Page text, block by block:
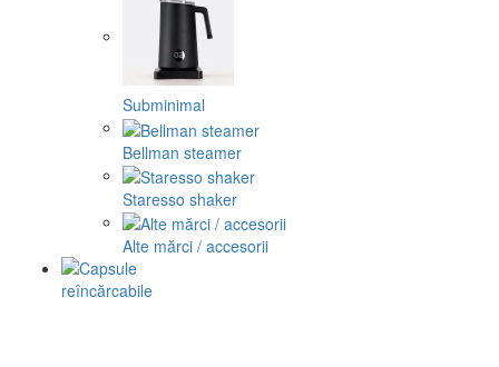
Subminimal
Bellman steamer
Staresso shaker
Alte mărci / accesorii